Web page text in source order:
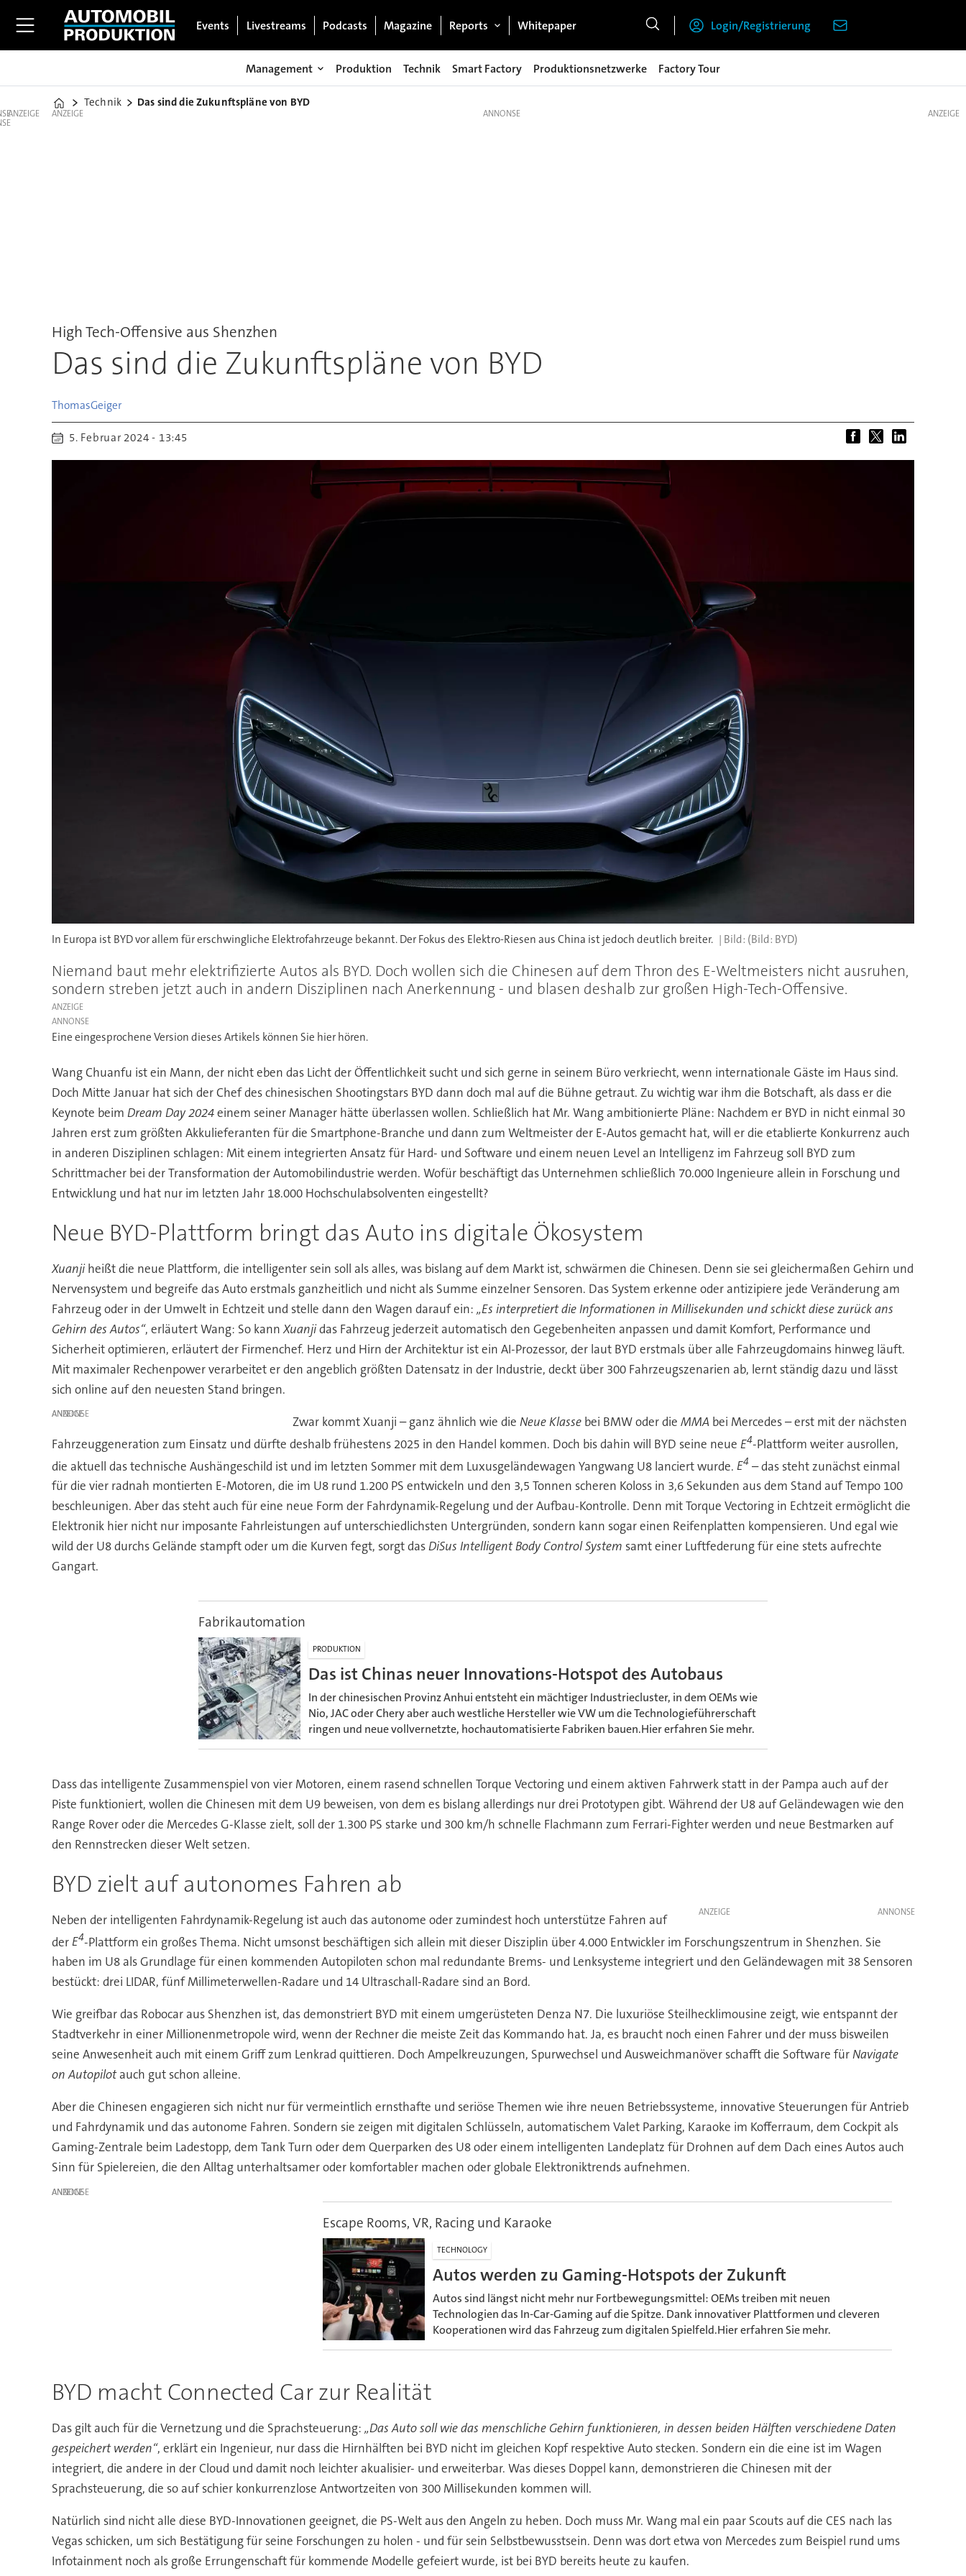
Events Livestreams Podcasts Magazine Reports Whitepaper Login/Registrierung
Management Produktion Technik Smart Factory Produktionsnetzwerke Factory Tour
Home
Technik Das sind die Zukunftspläne von BYD
ANZEIGE ANZEIGE
High Tech-Offensive aus Shenzhen
Das sind die Zukunftspläne von BYD
ThomasGeiger
5. Februar 2024 - 13:45
In Europa ist BYD vor allem für erschwingliche Elektrofahrzeuge bekannt. Der Fokus des Elektro-Riesen aus China ist jedoch deutlich breiter. (Bild: BYD)
Niemand baut mehr elektrifizierte Autos als BYD. Doch wollen sich die Chinesen auf dem Thron des E-Weltmeisters nicht ausruhen,
sondern streben jetzt auch in andern Disziplinen nach Anerkennung - und blasen deshalb zur großen High-Tech-Offensive.
ANZEIGE
Eine eingesprochene Version dieses Artikels können Sie hier hören.
Wang Chuanfu ist ein Mann, der nicht eben das Licht der Öffentlichkeit sucht und sich gerne in seinem Büro verkriecht, wenn internationale Gäste im Haus sind.
Doch Mitte Januar hat sich der Chef des chinesischen Shootingstars BYD dann doch mal auf die Bühne getraut. Zu wichtig war ihm die Botschaft, als dass er die
Keynote beim Dream Day 2024einem seiner Manager hätte überlassen wollen. Schließlich hat Mr. Wang ambitionierte Pläne: Nachdem er BYD in nicht einmal 30
Jahren erst zum größten Akkulieferanten für die Smartphone-Branche und dann zum Weltmeister der E-Autos gemacht hat, will er die etablierte Konkurrenz auch
in anderen Disziplinen schlagen: Mit einem integrierten Ansatz für Hard- und Software und einem neuen Level an Intelligenz im Fahrzeug soll BYD zum
Schrittmacher bei der Transformation der Automobilindustrie werden. Wofür beschäftigt das Unternehmen schließlich 70.000 Ingenieure allein in Forschung und
Entwicklung und hat nur im letzten Jahr 18.000 Hochschulabsolventen eingestellt?
Neue BYD-Plattform bringt das Auto ins digitale Ökosystem
Xuanjiheißt die neue Plattform, die intelligenter sein soll als alles, was bislang auf dem Markt ist, schwärmen die Chinesen. Denn sie sei gleichermaßen Gehirn und
Nervensystem und begreife das Auto erstmals ganzheitlich und nicht als Summe einzelner Sensoren. Das System erkenne oder antizipiere jede Veränderung am
Fahrzeug oder in der Umwelt in Echtzeit und stelle dann den Wagen darauf ein: „Es interpretiert die Informationen in Millisekunden und schickt diese zurück ans
Gehirn des Autos“, erläutert Wang: So kannXuanjidas Fahrzeug jederzeit automatisch den Gegebenheiten anpassen und damit Komfort, Performance und
Sicherheit optimieren, erläutert der Firmenchef. Herz und Hirn der Architektur ist ein AI-Prozessor, der laut BYD erstmals über alle Fahrzeugdomains hinweg läuft.
Mit maximaler Rechenpower verarbeitet er den angeblich größten Datensatz in der Industrie, deckt über 300 Fahrzeugszenarien ab, lernt ständig dazu und lässt
sich online auf den neuesten Stand bringen.
ANZEIGE Zwar kommt Xuanji – ganz ähnlich wie dieNeue Klasse bei BMW oder dieMMA bei Mercedes – erst mit der nächsten
Fahrzeuggeneration zum Einsatz und dürfte deshalb frühestens 2025 in den Handel kommen. Doch bis dahin will BYD seine neue E4-Plattform weiter ausrollen,
die aktuell das technische Aushängeschild ist und im letzten Sommer mit dem Luxusgeländewagen Yangwang U8 lanciert wurde. E4– das steht zunächst einmal
für die vier radnah montierten E-Motoren, die im U8 rund 1.200 PS entwickeln und den 3,5 Tonnen scheren Koloss in 3,6 Sekunden aus dem Stand auf Tempo 100
beschleunigen. Aber das steht auch für eine neue Form der Fahrdynamik-Regelung und der Aufbau-Kontrolle. Denn mit Torque Vectoring in Echtzeit ermöglicht die
Elektronik hier nicht nur imposante Fahrleistungen auf unterschiedlichsten Untergründen, sondern kann sogar einen Reifenplatten kompensieren. Und egal wie
wild der U8 durchs Gelände stampft oder um die Kurven fegt, sorgt dasDiSus Intelligent Body Control System samt einer Luftfederung für eine stets aufrechte
Gangart.
Fabrikautomation
PRODUKTION
Das ist Chinas neuer Innovations-Hotspot des Autobaus
In der chinesischen Provinz Anhui entsteht ein mächtiger Industriecluster, in dem OEMs wie
Nio, JAC oder Chery aber auch westliche Hersteller wie VW um die Technologieführerschaft
ringen und neue vollvernetzte, hochautomatisierte Fabriken bauen.Hier erfahren Sie mehr.
Dass das intelligente Zusammenspiel von vier Motoren, einem rasend schnellen Torque Vectoring und einem aktiven Fahrwerk statt in der Pampa auch auf der
Piste funktioniert, wollen die Chinesen mit dem U9 beweisen, von dem es bislang allerdings nur drei Prototypen gibt. Während der U8 auf Geländewagen wie den
Range Rover oder die Mercedes G-Klasse zielt, soll der 1.300 PS starke und 300 km/h schnelle Flachmann zum Ferrari-Fighter werden und neue Bestmarken auf
den Rennstrecken dieser Welt setzen.
BYD zielt auf autonomes Fahren ab
ANZEIGE
Neben der intelligenten Fahrdynamik-Regelung ist auch das autonome oder zumindest hoch unterstütze Fahren auf
derE4-Plattform ein großes Thema. Nicht umsonst beschäftigen sich allein mit dieser Disziplin über 4.000 Entwickler im Forschungszentrum in Shenzhen. Sie
haben im U8 als Grundlage für einen kommenden Autopiloten schon mal redundante Brems- und Lenksysteme integriert und den Geländewagen mit 38 Sensoren
bestückt: drei LIDAR, fünf Millimeterwellen-Radare und 14 Ultraschall-Radare sind an Bord.
Wie greifbar das Robocar aus Shenzhen ist, das demonstriert BYD mit einem umgerüsteten Denza N7. Die luxuriöse Steilhecklimousine zeigt, wie entspannt der
Stadtverkehr in einer Millionenmetropole wird, wenn der Rechner die meiste Zeit das Kommando hat. Ja, es braucht noch einen Fahrer und der muss bisweilen
seine Anwesenheit auch mit einem Griff zum Lenkrad quittieren. Doch Ampelkreuzungen, Spurwechsel und Ausweichmanöver schafft die Software fürNavigate
on Autopilotauch gut schon alleine.
Aber die Chinesen engagieren sich nicht nur für vermeintlich ernsthafte und seriöse Themen wie ihre neuen Betriebssysteme, innovative Steuerungen für Antrieb
und Fahrdynamik und das autonome Fahren. Sondern sie zeigen mit digitalen Schlüsseln, automatischem Valet Parking, Karaoke im Kofferraum, dem Cockpit als
Gaming-Zentrale beim Ladestopp, dem Tank Turn oder dem Querparken des U8 oder einem intelligenten Landeplatz für Drohnen auf dem Dach eines Autos auch
Sinn für Spielereien, die den Alltag unterhaltsamer oder komfortabler machen oder globale Elektroniktrends aufnehmen.
ANZEIGE
Escape Rooms, VR, Racing und Karaoke
TECHNOLOGY
Autos werden zu Gaming-Hotspots der Zukunft
Autos sind längst nicht mehr nur Fortbewegungsmittel: OEMs treiben mit neuen
Technologien das In-Car-Gaming auf die Spitze. Dank innovativer Plattformen und cleveren
Kooperationen wird das Fahrzeug zum digitalen Spielfeld.Hier erfahren Sie mehr.
BYD macht Connected Car zur Realität
Das gilt auch für die Vernetzung und die Sprachsteuerung: „Das Auto soll wie das menschliche Gehirn funktionieren, in dessen beiden Hälften verschiedene Daten
gespeichert werden“, erklärt ein Ingenieur, nur dass die Hirnhälften bei BYD nicht im gleichen Kopf respektive Auto stecken. Sondern ein die eine ist im Wagen
integriert, die andere in der Cloud und damit noch leichter akualisier- und erweiterbar. Was dieses Doppel kann, demonstrieren die Chinesen mit der
Sprachsteuerung, die so auf schier konkurrenzlose Antwortzeiten von 300 Millisekunden kommen will.
Natürlich sind nicht alle diese BYD-Innovationen geeignet, die PS-Welt aus den Angeln zu heben. Doch muss Mr. Wang mal ein paar Scouts auf die CES nach las
Vegas schicken, um sich Bestätigung für seine Forschungen zu holen - und für sein Selbstbewusstsein. Denn was dort etwa von Mercedes zum Beispiel rund ums
Infotainment noch als große Errungenschaft für kommende Modelle gefeiert wurde, ist bei BYD bereits heute zu kaufen.
ANZEIGE